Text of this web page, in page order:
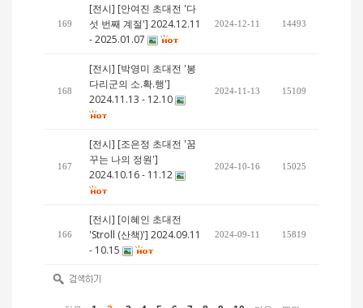
169
[전시] [안여진 초대전 '다
섯 번째 계절'] 2024.12.11
- 2025.01.07
2024-12-11 14493
168
[전시] [박영미 초대전 '봉
다리군의 소.확.행']
2024.11.13 - 12.10
2024-11-13 15109
167
[전시] [조은정 초대전 '꿈
꾸는 나의 정원']
2024.10.16 - 11.12
2024-10-16 15025
166
[전시] [이혜인 초대전
'Stroll (산책)'] 2024.09.11
- 10.15
2024-09-11 15819